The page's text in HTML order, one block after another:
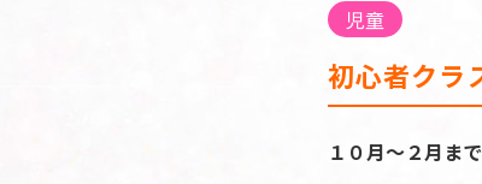
児童
初心者クラ
１０月～２月ま